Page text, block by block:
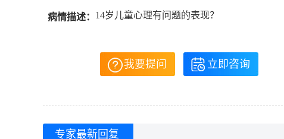
病情描述： 14岁儿童心理有问题的表现？
我要提问 立即咨询
专家最新回复